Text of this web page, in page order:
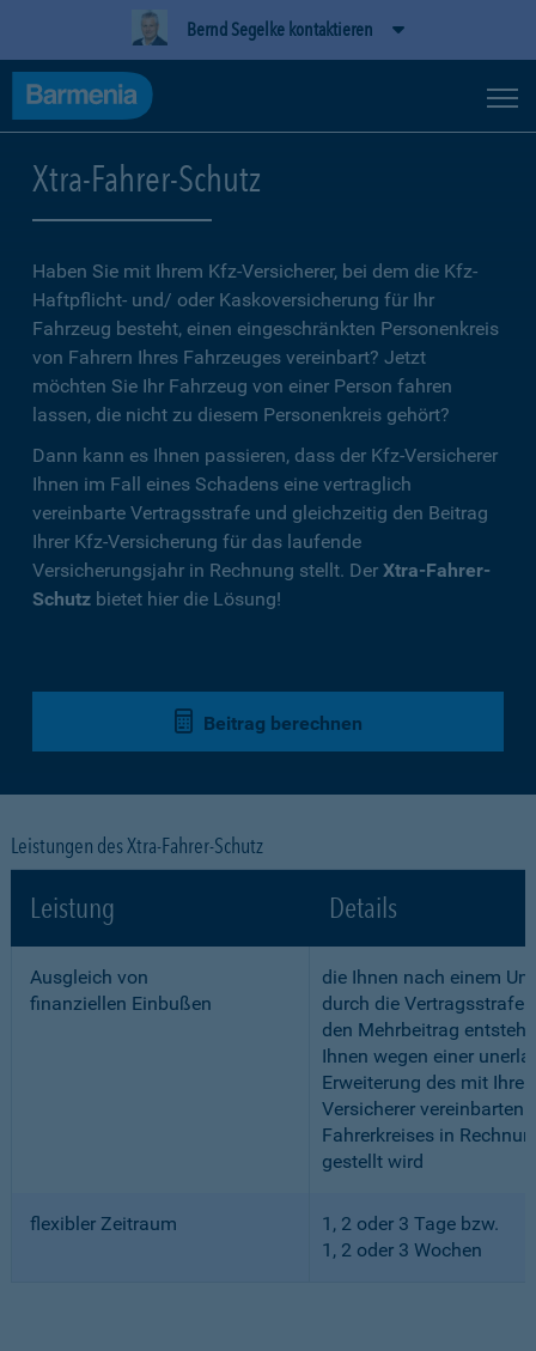
Bernd Segelke kontaktieren
Xtra-Fahrer-Schutz
Haben Sie mit Ihrem Kfz-Versicherer, bei dem die Kfz-
Haftpflicht- und/ oder Kaskoversicherung für Ihr
Fahrzeug besteht, einen eingeschränkten Personenkreis
von Fahrern Ihres Fahrzeuges vereinbart? Jetzt
möchten Sie Ihr Fahrzeug von einer Person fahren
lassen, die nicht zu diesem Personenkreis gehört?
Dann kann es Ihnen passieren, dass der Kfz-Versicherer
Ihnen im Fall eines Schadens eine vertraglich
vereinbarte Vertragsstrafe und gleichzeitig den Beitrag
Ihrer Kfz-Versicherung für das laufende
Versicherungsjahr in Rechnung stellt. Der Xtra-Fahrer-
Schutz bietet hier die Lösung!
Beitrag berechnen
Leistungen des Xtra-Fahrer-Schutz
Leistung Details
Ausgleich von
finanziellen Einbußen
die Ihnen nach einem
durch die Vertragsstrafe
den Mehrbeitrag
Ihnen wegen einer
Erweiterung des mit
Versicherer vereinbarten
Fahrerkreises in
gestellt wird
flexibler Zeitraum
1, 2 oder 3 Tage bzw.
1, 2 oder 3 Wochen